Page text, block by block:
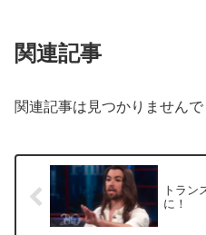
関連記事
関連記事は見つかりませんで
トラン
に！